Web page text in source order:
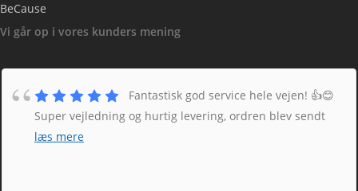
BeCause
Vi går op i vores kunders mening
Fantastisk god service hele vejen! 👍😊
Super vejledning og hurtig levering, ordren blev sendt
læs mere